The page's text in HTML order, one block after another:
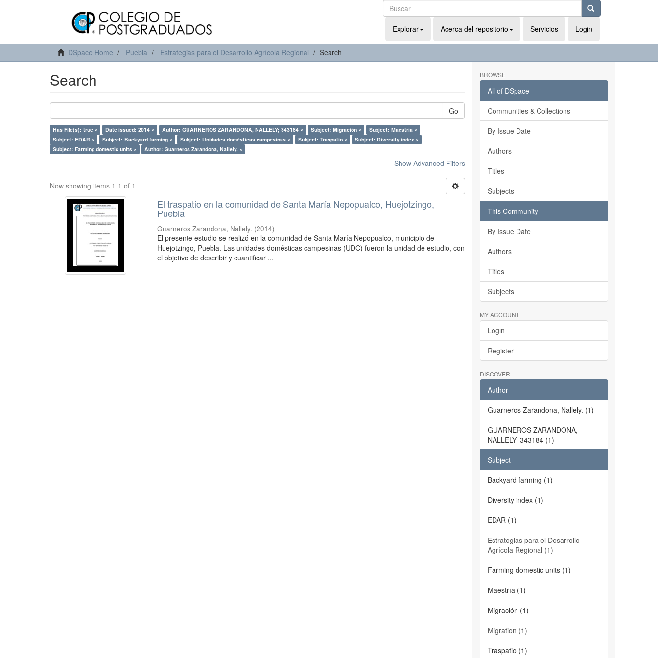
Explorar Acerca del repositorio Servicios Login
DSpace Home Puebla Estrategias para el Desarrollo Agrícola Regional Search
Search
Go
Has File(s): true × Date issued: 2014 × Author: GUARNEROS ZARANDONA, NALLELY; 343184 × Subject: Migración ×
Subject: Maestría ×
Subject: EDAR ×
Subject: Backyard farming × Subject: Unidades domésticas campesinas × Subject: Traspatio ×
Subject: Diversity index ×
Subject: Farming domestic units ×
Author: Guarneros Zarandona, Nallely. ×
Show Advanced Filters
Now showing items 1-1 of 1
El traspatio en la comunidad de Santa María Nepopualco, Huejotzingo,
Puebla
Guarneros Zarandona, Nallely. (2014)
El presente estudio se realizó en la comunidad de Santa María Nepopualco, municipio de
Huejotzingo, Puebla. Las unidades domésticas campesinas (UDC) fueron la unidad de estudio, con
el objetivo de describir y cuantificar ...
BROWSE
All of DSpace
Communities & Collections
By Issue Date
Authors
Titles
Subjects
This Community
By Issue Date
Authors
Titles
Subjects
MY ACCOUNT
Login
Register
DISCOVER
Author
Guarneros Zarandona, Nallely. (1)
GUARNEROS ZARANDONA,
NALLELY; 343184 (1)
Subject
Backyard farming (1)
Diversity index (1)
EDAR (1)
Estrategias para el Desarrollo
Agrícola Regional (1)
Farming domestic units (1)
Maestría (1)
Migración (1)
Migration (1)
Traspatio (1)